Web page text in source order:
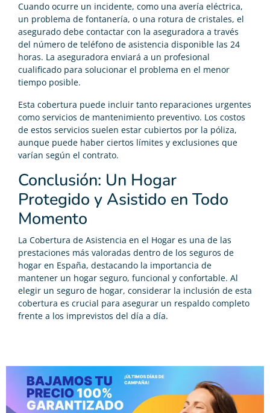
Cuando ocurre un incidente, como una avería eléctrica,
un problema de fontanería, o una rotura de cristales, el
asegurado debe contactar con la aseguradora a través
del número de teléfono de asistencia disponible las 24
horas. La aseguradora enviará a un profesional
cualificado para solucionar el problema en el menor
tiempo posible.
Esta cobertura puede incluir tanto reparaciones urgentes
como servicios de mantenimiento preventivo. Los costos
de estos servicios suelen estar cubiertos por la póliza,
aunque puede haber ciertos límites y exclusiones que
varían según el contrato.
Conclusión: Un Hogar
Protegido y Asistido en Todo
Momento
La Cobertura de Asistencia en el Hogar es una de las
prestaciones más valoradas dentro de los seguros de
hogar en España, destacando la importancia de
mantener un hogar seguro, funcional y confortable. Al
elegir un seguro de hogar, considerar la inclusión de esta
cobertura es crucial para asegurar un respaldo completo
frente a los imprevistos del día a día.